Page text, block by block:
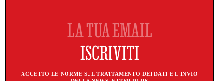
ACCETTO LE NORME SUL TRATTAMENTO DEI DATI E L'INVIO